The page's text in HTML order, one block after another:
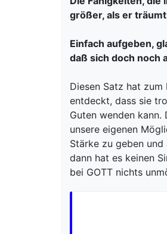
größer, als er
Einfach aufgeben,
daß sich doch noch
Diesen Satz hat
entdeckt, dass sie
Guten wenden
unsere eigenen
Stärke zu geben
dann hat es keinen
bei GOTT nichts